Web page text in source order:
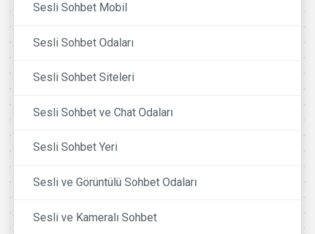
Sesli Sohbet Mobil
Sesli Sohbet Odaları
Sesli Sohbet Siteleri
Sesli Sohbet ve Chat Odaları
Sesli Sohbet Yeri
Sesli ve Görüntülü Sohbet Odaları
Sesli ve Kameralı Sohbet